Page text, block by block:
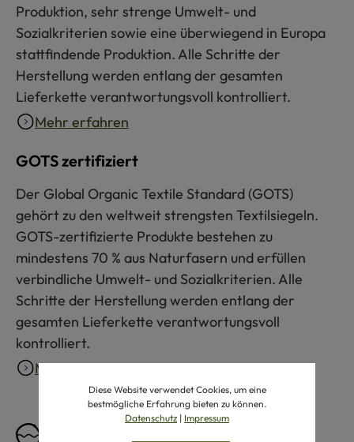
Produktion, sehr strenge Umwelt- und
Sozialkriterien sowie eine überwiegend in Europa
stattfindende Produktion. Alle Schritte der
Herstellung werden entlang der gesamten
Lieferkette verantwortungsvoll kontrolliert.
Mehr erfahren
GOTS zertifiziert
Der Global Organic Textile Standard (GOTS)
gehört zu den weltweit strengsten Textilsiegeln.
GOTS-zertifizierte Produkte bestehen zu
mindestens 70 % aus Naturfasern und erfüllen
verbindliche Umwelt- und Sozialkriterien. Alle
Schritte der Herstellung werden entlang der
gesamten Lieferkette verantwortungsvoll
kontrolliert.
Mehr erfahren
Pflegeempfehlung
Diese Website verwendet Cookies, um eine
bestmögliche Erfahrung bieten zu können.
Datenschutz | Impressum